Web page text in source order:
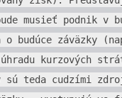
musieť podnik v
budúce záväzky
úhradu kurzových
sú teda cudzími